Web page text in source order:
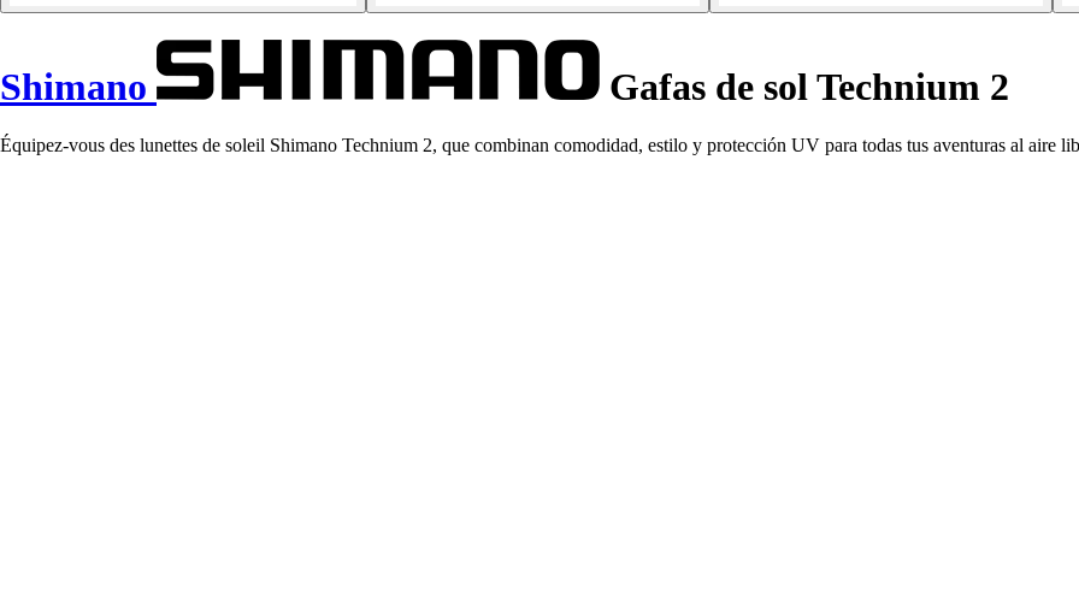
Shimano Gafas de sol Technium 2
Équipez-vous des lunettes de soleil Shimano Technium 2, que combinan comodidad, estilo y protección UV para todas tus aventuras al aire